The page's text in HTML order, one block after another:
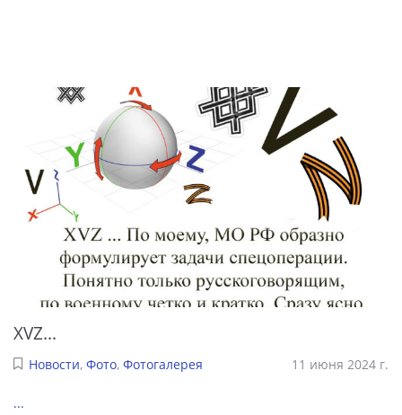
XVZ...
Новости, Фото, Фотогалерея 11 июня 2024 г.
...